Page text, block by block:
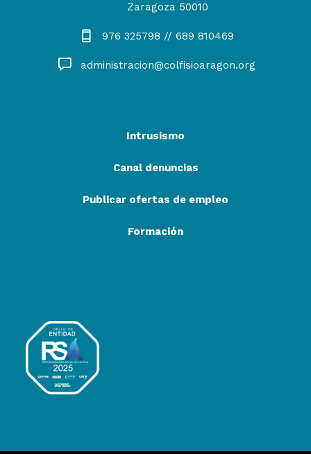
Zaragoza 50010
976 325798 // 689 810469
administracion@colfisioaragon.org
Intrusismo
Canal denuncias
Publicar ofertas de empleo
Formación